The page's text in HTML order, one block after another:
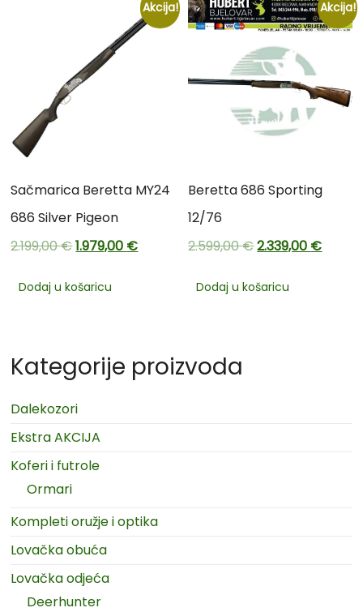
Akcija!
Sačmarica Beretta MY24
686 Silver Pigeon
2.199,00€1.979,00 €
Dodaj u košaricu
Akcija!
Beretta 686 Sporting
12/76
2.599,00€2.339,00 €
Dodaj u košaricu
Kategorije proizvoda
Dalekozori
Ekstra AKCIJA
Koferi i futrole
Ormari
Kompleti oružje i optika
Lovačka obuća
Lovačka odjeća
Deerhunter